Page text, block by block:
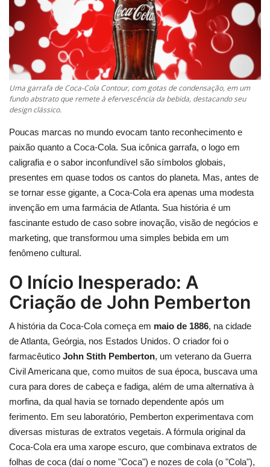
Uma garrafa de Coca-Cola Contour, com gotas de condensação, em um
fundo abstrato que remete à efervescência da bebida, destacando seu
design clássico.
Poucas marcas no mundo evocam tanto reconhecimento e
paixão quanto a Coca-Cola. Sua icônica garrafa, o logo em
caligrafia e o sabor inconfundível são símbolos globais,
presentes em quase todos os cantos do planeta. Mas, antes de
se tornar esse gigante, a Coca-Cola era apenas uma modesta
invenção em uma farmácia de Atlanta. Sua história é um
fascinante estudo de caso sobre inovação, visão de negócios e
marketing, que transformou uma simples bebida em um
fenômeno cultural.
O Início Inesperado: A
Criação de John Pemberton
A história da Coca-Cola começa em maio de 1886, na cidade
de Atlanta, Geórgia, nos Estados Unidos. O criador foi o
farmacêutico John Stith Pemberton, um veterano da Guerra
Civil Americana que, como muitos de sua época, buscava uma
cura para dores de cabeça e fadiga, além de uma alternativa à
morfina, da qual havia se tornado dependente após um
ferimento. Em seu laboratório, Pemberton experimentava com
diversas misturas de extratos vegetais. A fórmula original da
Coca-Cola era uma xarope escuro, que combinava extratos de
folhas de coca (daí o nome "Coca") e nozes de cola (o "Cola"),